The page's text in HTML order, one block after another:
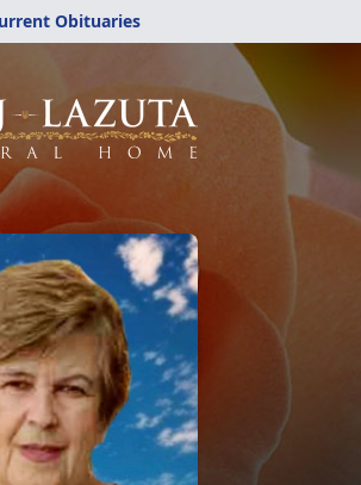
Obituaries